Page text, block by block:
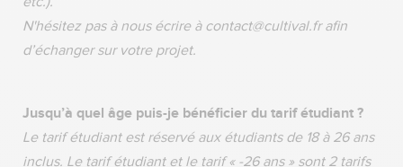
N'hésitez pas à nous écrire à contact@cultival.fr afin
d’échanger sur votre projet.
Jusqu’à quel âge puis-je bénéficier du tarif étudiant ?
Le tarif étudiant est réservé aux étudiants de 18 à 26 ans
inclus. Le tarif étudiant et le tarif « -26 ans » sont 2 tarifs